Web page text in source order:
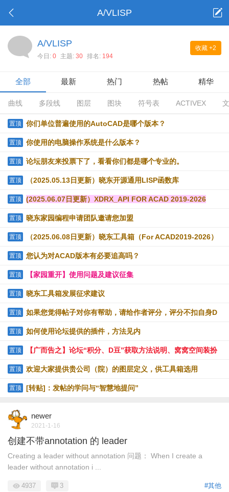
A/VLISP
收藏 +2
A/VLISP
今日: 0 主题: 30 排名: 194
全部 最新 热门 热帖 精华
曲线 多段线 图层 图块 符号表 ACTIVEX
置顶 你们单位普遍使用的AutoCAD是哪个版本？
置顶 你使用的电脑操作系统是什么版本？
置顶 论坛朋友来投票下了，看看你们都是哪个专业的。
置顶 （2025.05.13日更新）晓东开源通用LISP函数库
置顶 (2025.06.07日更新）XDRX_API FOR ACAD 2019-2026
置顶 晓东家园编程申请团队邀请您加盟
置顶 （2025.06.08日更新）晓东工具箱（For ACAD2019-2026）
提供下载
置顶 您认为对ACAD版本有必要追高吗？
置顶 【家园重开】使用问题及建议征集
置顶 晓东工具箱发展征求建议
置顶 如果您觉得帖子对你有帮助，请给作者评分，评分不扣自身D
豆
置顶 如何使用论坛提供的插件，方法见内
置顶 【广而告之】论坛“积分、D豆”获取方法说明、窝窝空间装扮
技巧
置顶 欢迎大家提供贵公司（院）的图层定义，供工具箱选用
置顶 [转贴]：发帖的学问与“智慧地提问”
newer
2021-1-16
创建不带annotation 的 leader
Creating a leader without annotation 问题： When I create a
leader without annotation i ...
#其他
4937 3